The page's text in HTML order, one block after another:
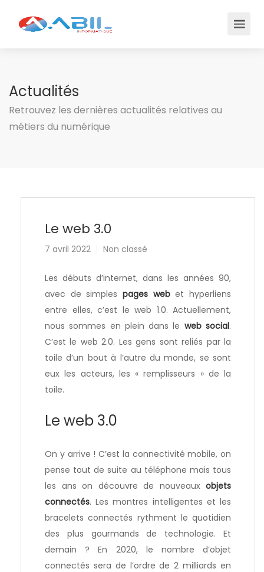
Actualités
Retrouvez les dernières actualités relatives au
métiers du numérique
Le web 3.0
7 avril 2022 Non classé
Les débuts d’internet, dans les années 90,
avec de simples pages webet hyperliens
entre elles, c’est le web 1.0. Actuellement,
nous sommes en plein dans le web social.
C’est le web 2.0. Les gens sont reliés par la
toile d’un bout à l’autre du monde, se sont
eux les acteurs, les « remplisseurs » de la
toile.
Le web 3.0
On y arrive ! C’est la connectivité mobile, on
pense tout de suite au téléphone mais tous
les ans on découvre de nouveaux objets
connectés. Les montres intelligentes et les
bracelets connectés rythment le quotidien
des plus gourmands de technologie. Et
demain ? En 2020, le nombre d’objet
connectés sera de l’ordre de 2 milliards en